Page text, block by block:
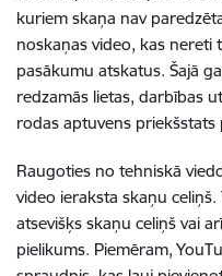
kuriem skaņa nav
noskaņas video, kas nereti
pasākumu atskatus. Šajā
redzamās lietas, darbības
rodas aptuvens
Raugoties no tehniskā
video ieraksta skaņu
atsevišķs skaņu celiņš vai
pielikums. Piemēram,